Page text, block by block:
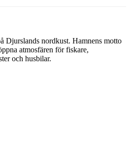
Djurslands nordkust. Hamnens motto
atmosfären för fiskare,
och husbilar.